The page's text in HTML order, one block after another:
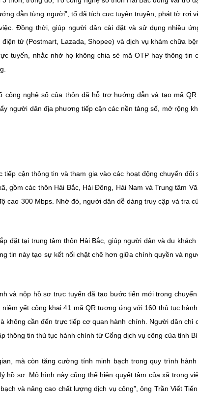
dẫn từng người”, tổ đã tích cực tuyên truyền, phát tờ rơi
Đồng thời, giúp người dân cài đặt và sử dụng nhiều
tử (Postmart, Lazada, Shopee) và dịch vụ khám chữa
tuyến, nhắc nhở họ không chia sẻ mã OTP hay thông tin
công nghệ số của thôn đã hỗ trợ hướng dẫn và tạo mã
người dân địa phương tiếp cận các nền tảng số, mở rộng
cận thông tin và tham gia vào các hoạt động chuyển đổi
gồm các thôn Hải Bắc, Hải Đông, Hải Nam và Trung tâm
cao 300 Mbps. Nhờ đó, người dân dễ dàng truy cập và tra
đặt tại trung tâm thôn Hải Bắc, giúp người dân và du khách
tin này tạo sự kết nối chặt chẽ hơn giữa chính quyền và
và nộp hồ sơ trực tuyến đã tạo bước tiến mới trong
yết công khai 41 mã QR tương ứng với 160 thủ tục
không cần đến trực tiếp cơ quan hành chính. Người dân chỉ
thông tin thủ tục hành chính từ Cổng dịch vụ công của tỉnh
mà còn tăng cường tính minh bạch trong quy trình
hồ sơ. Mô hình này cũng thể hiện quyết tâm của xã trong
và nâng cao chất lượng dịch vụ công”, ông Trần Viết